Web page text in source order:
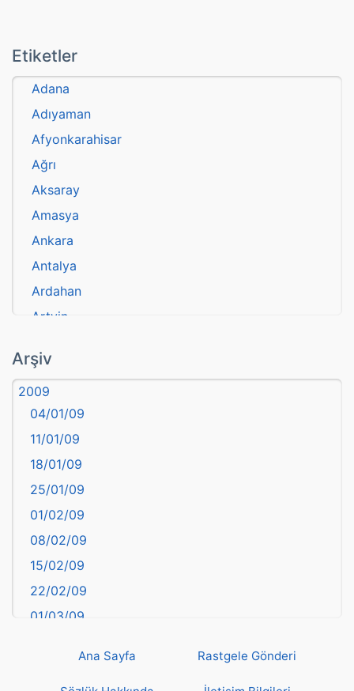
Etiketler
Adana
Adıyaman
Afyonkarahisar
Ağrı
Aksaray
Amasya
Ankara
Antalya
Ardahan
Artvin
Aydın
Balıkesir
Bartın
başkentler
Batman
Bayburt
Bilecik
Bingöl
Bitlis
Bolu
Burdur
Arşiv
2009
04/01/09
11/01/09
18/01/09
25/01/09
01/02/09
08/02/09
15/02/09
22/02/09
01/03/09
Ana Sayfa Rastgele Gönderi